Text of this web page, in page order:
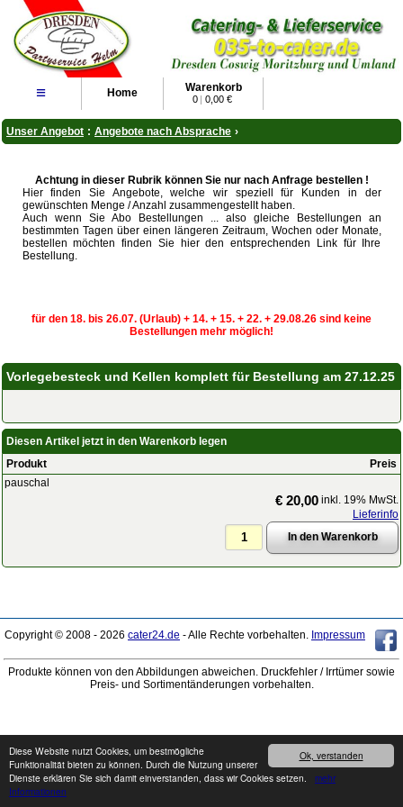
Ok, verstanden
Diese Website nutzt Cookies, um bestmögliche
Funktionalität bieten zu können. Durch die Nutzung unserer
Dienste erklären Sie sich damit einverstanden, dass wir Cookies setzen. mehr
Informationen
≡ Home Warenkorb
0 | 0,00 €
Unser Angebot : Angebote nach Absprache ›
Achtung in dieser Rubrik können Sie nur nach Anfrage bestellen !
Hier finden Sie Angebote, welche wir speziell für Kunden in der
gewünschten Menge / Anzahl zusammengestellt haben.
Auch wenn Sie Abo Bestellungen ... also gleiche Bestellungen an
bestimmten Tagen über einen längeren Zeitraum, Wochen oder Monate,
bestellen möchten finden Sie hier den entsprechenden Link für Ihre
Bestellung.
für den 18. bis 26.07. (Urlaub) + 14. + 15. + 22. + 29.08.26 sind keine
Bestellungen mehr möglich!
Vorlegebesteck und Kellen komplett für Bestellung am 27.12.25
Diesen Artikel jetzt in den Warenkorb legen
Produkt
Preis
pauschal
€ 20,00 inkl. 19% MwSt.
Lieferinfo
Copyright © 2008 - 2026 cater24.de - Alle Rechte vorbehalten. Impressum
Produkte können von den Abbildungen abweichen. Druckfehler / Irrtümer sowie
Preis- und Sortimentänderungen vorbehalten.